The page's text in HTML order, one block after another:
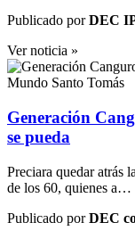
Publicado porDEC
Ver noticia »
Mundo Santo Tomás
Generación
se pueda
Preciara quedar atrás
de los 60, quienes a…
Publicado porDEC